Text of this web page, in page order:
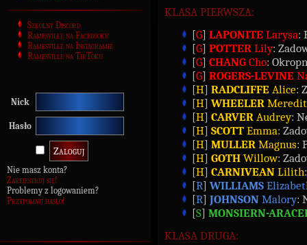
Szkolny Discord
Ramesville na Facebooku
Ramesville na Instagramie
Ramesville na TikToku
Nick
Hasło
Nie masz konta?
Zarejestruj się!
Problemy z logowaniem?
Przypomnij hasło!
KLASA PIERWSZA:
[G] LAPONITE Larysa:
[G] POTTER Lily:
[G] CHANG Cho:
[G] ROGERS-LEVINE
[H] RADCLIFFE Alice:
[H] WHEELER
[H] CARVER Audrey:
[H] SCOTT Emma:
[H] MULLER Magnus:
[H] GOTH Willow:
[H] CARNIVEAN Lilith
[R] WILLIAMS
[R] JOHNSON Malory:
[S] MONSIERN-
KLASA DRUGA: